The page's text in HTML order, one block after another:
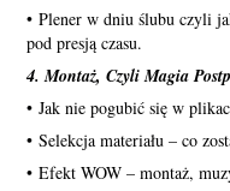
• Plener w dniu ślubu czyli
pod presją czasu.
4. Montaż, Czyli Magia
• Jak nie pogubić się w
• Selekcja materiału – co
• Efekt WOW – montaż,